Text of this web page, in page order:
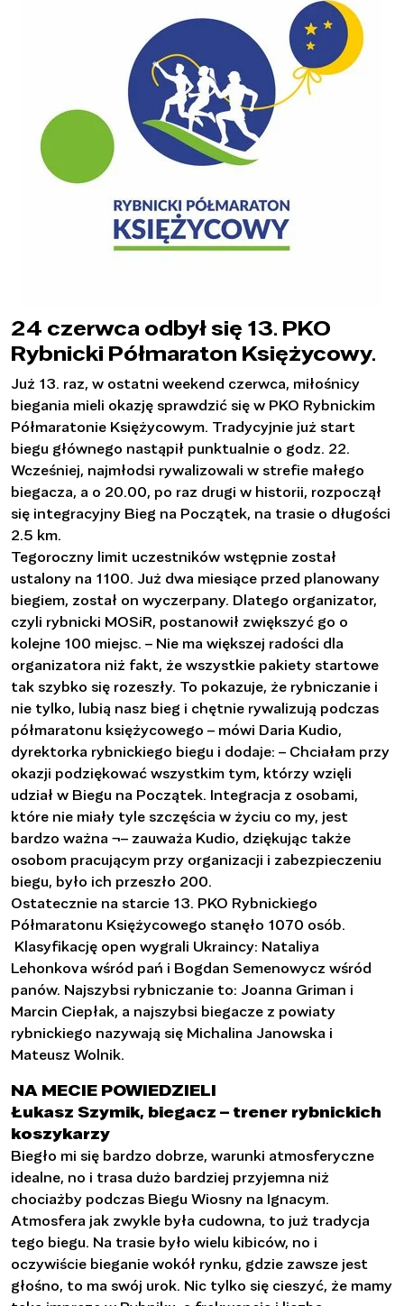
24 czerwca odbył się 13. PKO
Rybnicki Półmaraton Księżycowy.
Już 13. raz, w ostatni weekend czerwca, miłośnicy
biegania mieli okazję sprawdzić się w PKO Rybnickim
Półmaratonie Księżycowym. Tradycyjnie już start
biegu głównego nastąpił punktualnie o godz. 22.
Wcześniej, najmłodsi rywalizowali w strefie małego
biegacza, a o 20.00, po raz drugi w historii, rozpoczął
się integracyjny Bieg na Początek, na trasie o długości
2.5 km.
Tegoroczny limit uczestników wstępnie został
ustalony na 1100. Już dwa miesiące przed planowany
biegiem, został on wyczerpany. Dlatego organizator,
czyli rybnicki MOSiR, postanowił zwiększyć go o
kolejne 100 miejsc. – Nie ma większej radości dla
organizatora niż fakt, że wszystkie pakiety startowe
tak szybko się rozeszły. To pokazuje, że rybniczanie i
nie tylko, lubią nasz bieg i chętnie rywalizują podczas
półmaratonu księżycowego – mówi Daria Kudio,
dyrektorka rybnickiego biegu i dodaje: – Chciałam przy
okazji podziękować wszystkim tym, którzy wzięli
udział w Biegu na Początek. Integracja z osobami,
które nie miały tyle szczęścia w życiu co my, jest
bardzo ważna ¬– zauważa Kudio, dziękując także
osobom pracującym przy organizacji i zabezpieczeniu
biegu, było ich przeszło 200.
Ostatecznie na starcie 13. PKO Rybnickiego
Półmaratonu Księżycowego stanęło 1070 osób.
Klasyfikację open wygrali Ukraincy: Nataliya
Lehonkova wśród pań i Bogdan Semenowycz wśród
panów. Najszybsi rybniczanie to: Joanna Griman i
Marcin Ciepłak, a najszybsi biegacze z powiaty
rybnickiego nazywają się Michalina Janowska i
Mateusz Wolnik.
NA MECIE POWIEDZIELI
Łukasz Szymik, biegacz – trener rybnickich
koszykarzy
Biegło mi się bardzo dobrze, warunki atmosferyczne
idealne, no i trasa dużo bardziej przyjemna niż
chociażby podczas Biegu Wiosny na Ignacym.
Atmosfera jak zwykle była cudowna, to już tradycja
tego biegu. Na trasie było wielu kibiców, no i
oczywiście bieganie wokół rynku, gdzie zawsze jest
głośno, to ma swój urok. Nic tylko się cieszyć, że mamy